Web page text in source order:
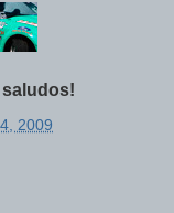
saludos!
2009